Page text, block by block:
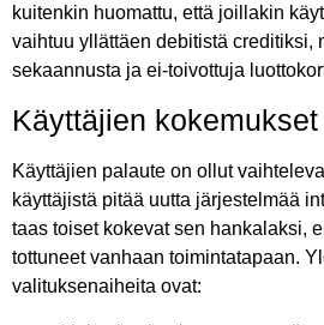
kuitenkin huomattu, että joillakin
vaihtuu yllättäen debitistä creditiksi,
sekaannusta ja ei-toivottuja
Käyttäjien
Käyttäjien palaute on ollut
käyttäjistä pitää uutta järjestelmää
taas toiset kokevat sen hankalaksi,
tottuneet vanhaan toimintatapaan.
valituksenaiheita ovat: